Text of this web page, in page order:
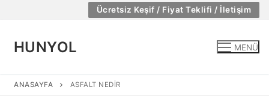
Ücretsiz Keşif / Fiyat Teklifi / İletişim
HUNYOL MENÜ
ANASAYFA ASFALT NEDIR